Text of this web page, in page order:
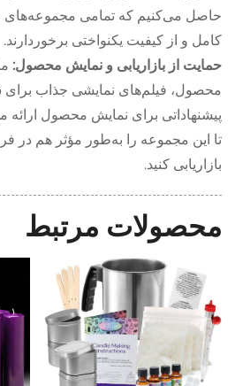
حاصل می‌کنیم که تمامی
کامل و از کیفیت یکنواختی برخوردارند.
حمایت از بازاریابی و نمایش محصول:
محصول، فیلم‌های نمایشی جذاب برای
پیشنهاداتی برای نمایش محصول ارائه
تا این مجموعه را به‌طور مؤثر هم در
بازاریابی کنید.
محصولات مرتبط